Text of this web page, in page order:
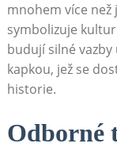
mnohem více
symbolizuje
budují ⁤silné
kapkou, ⁢jež se
historie.
Odborné